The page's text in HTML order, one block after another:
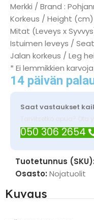
Merkki / Brand :
Korkeus / Height (cm)
Mitat (Leveys x
Istuimen leveys /
Jalan korkeus / Leg
* Ei lemmikkien
14 päivän
Saat vastaukset
Tarvitsetko apua? Ota
050 306 2654
Tuotetunnus (SKU):
Osasto: Nojatuolit
Kuvaus